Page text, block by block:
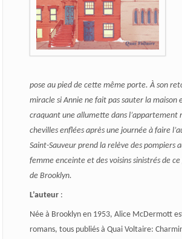
pose au pied de cette même porte. À son
miracle si Annie ne fait pas sauter la maison
craquant une allumette dans l’appartement
chevilles enflées après une journée à faire
Saint-Sauveur prend la relève des pompiers
femme enceinte et des voisins sinistrés de
de Brooklyn.
L’auteur:
Née à Brooklyn en 1953, Alice McDermott
romans, tous publiés à Quai Voltaire: